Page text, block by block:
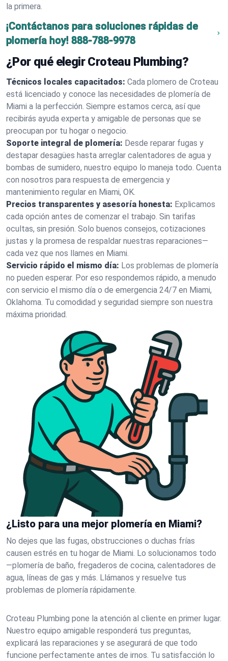
la primera.
¡Contáctanos para soluciones rápidas de
plomería hoy! 888-788-9978
¿Por qué elegir Croteau Plumbing?
Técnicos locales capacitados: Cada plomero de Croteau
está licenciado y conoce las necesidades de plomería de
Miami a la perfección. Siempre estamos cerca, así que
recibirás ayuda experta y amigable de personas que se
preocupan por tu hogar o negocio.
Soporte integral de plomería: Desde reparar fugas y
destapar desagües hasta arreglar calentadores de agua y
bombas de sumidero, nuestro equipo lo maneja todo. Cuenta
con nosotros para respuesta de emergencia y
mantenimiento regular en Miami, OK.
Precios transparentes y asesoría honesta: Explicamos
cada opción antes de comenzar el trabajo. Sin tarifas
ocultas, sin presión. Solo buenos consejos, cotizaciones
justas y la promesa de respaldar nuestras reparaciones—
cada vez que nos llames en Miami.
Servicio rápido el mismo día: Los problemas de plomería
no pueden esperar. Por eso respondemos rápido, a menudo
con servicio el mismo día o de emergencia 24/7 en Miami,
Oklahoma. Tu comodidad y seguridad siempre son nuestra
máxima prioridad.
¿Listo para una mejor plomería en Miami?
No dejes que las fugas, obstrucciones o duchas frías
causen estrés en tu hogar de Miami. Lo solucionamos todo
—plomería de baño, fregaderos de cocina, calentadores de
agua, líneas de gas y más. Llámanos y resuelve tus
problemas de plomería rápidamente.
Croteau Plumbing pone la atención al cliente en primer lugar.
Nuestro equipo amigable responderá tus preguntas,
explicará las reparaciones y se asegurará de que todo
funcione perfectamente antes de irnos. Tu satisfacción lo